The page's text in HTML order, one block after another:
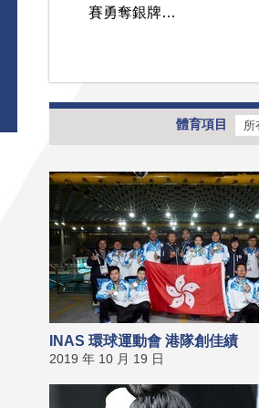
賽勇奪銀牌…
體育項目 所
INAS 環球運動會 港隊創佳績
2019 年 10 月 19 日